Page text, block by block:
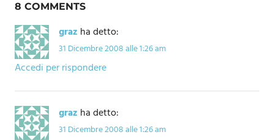
8 COMMENTS
graz ha detto:
31 Dicembre 2008 alle 1:26 am
Accedi per rispondere
graz ha detto:
31 Dicembre 2008 alle 1:26 am